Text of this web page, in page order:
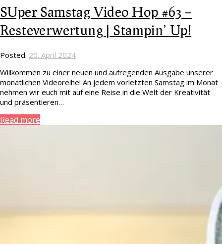
SUper Samstag Video Hop #63 –
Resteverwertung | Stampin’ Up!
Posted: 20. April 2024
Willkommen zu einer neuen und aufregenden Ausgabe unserer
monatlichen Videoreihe! An jedem vorletzten Samstag im Monat
nehmen wir euch mit auf eine Reise in die Welt der Kreativität
und präsentieren…
Read more